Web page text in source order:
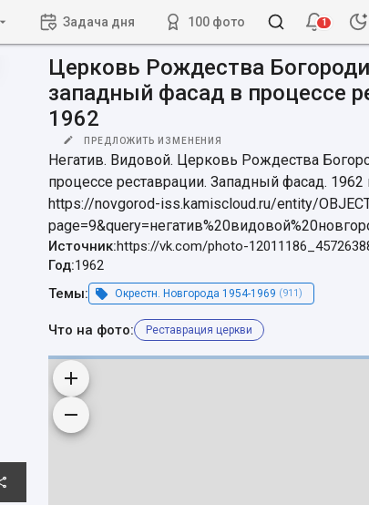
Задача дня 100 фото 1
Церковь Рождества
западный фасад в процессе
1962
ПРЕДЛОЖИТЬ ИЗМЕНЕНИЯ
Негатив. Видовой. Церковь Рождества
процессе реставрации. Западный фасад. 1962
https://novgorod-iss.kamiscloud.ru/entity/
Источник:https://vk.com/photo-
Год:1962
Темы:
Окрестн. Новгорода 1954-1969 (911)
Что на фото: Реставрация церкви